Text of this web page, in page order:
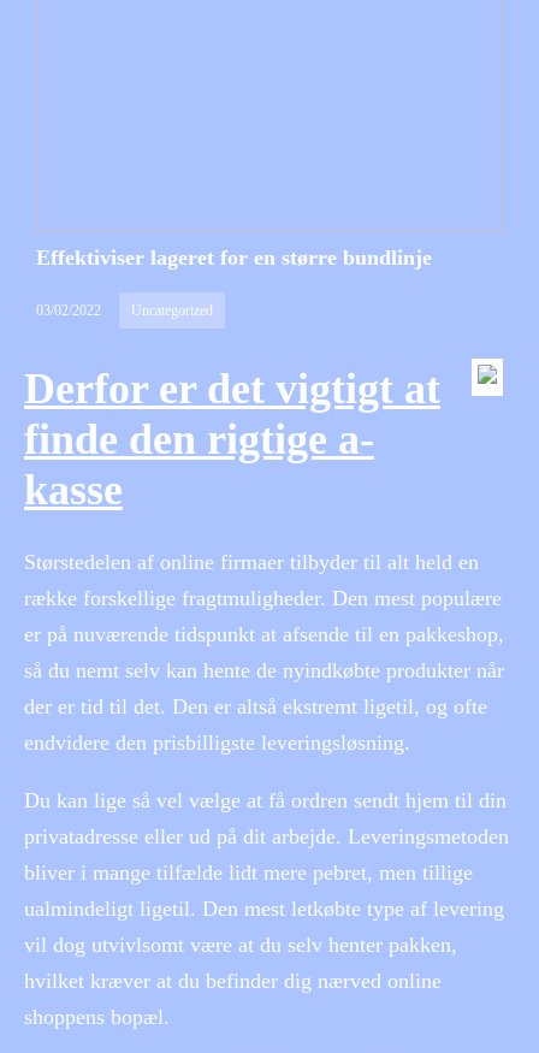
Effektiviser lageret for en større bundlinje
03/02/2022 Uncategorized
Derfor er det vigtigt at
finde den rigtige a-
kasse
Størstedelen af online firmaer tilbyder til alt held en
række forskellige fragtmuligheder. Den mest populære
er på nuværende tidspunkt at afsende til en pakkeshop,
så du nemt selv kan hente de nyindkøbte produkter når
der er tid til det. Den er altså ekstremt ligetil, og ofte
endvidere den prisbilligste leveringsløsning.
Du kan lige så vel vælge at få ordren sendt hjem til din
privatadresse eller ud på dit arbejde. Leveringsmetoden
bliver i mange tilfælde lidt mere pebret, men tillige
ualmindeligt ligetil. Den mest letkøbte type af levering
vil dog utvivlsomt være at du selv henter pakken,
hvilket kræver at du befinder dig nærved online
shoppens bopæl.